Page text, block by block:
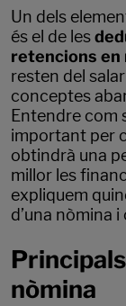
Un dels
és el de les
retencions en
resten del
conceptes
Entendre com
important per
obtindrà una
millor les
expliquem
d’una nòmina i
nòmina